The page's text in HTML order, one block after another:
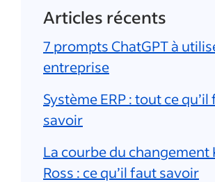
Articles récents
7 prompts ChatGPT à
entreprise
Système ERP : tout ce
savoir
La courbe du changement
Ross : ce qu’il faut savoir